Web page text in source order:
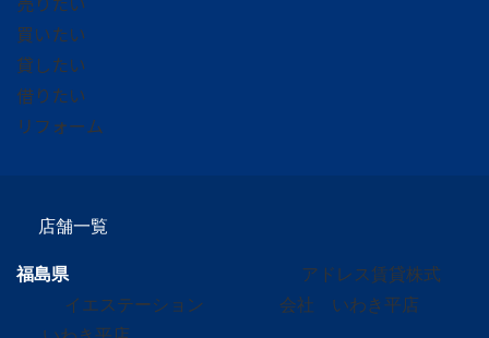
メールお問合せフォームを使ってお客様からお問い合
わせを頂く際に取得するお客さまの情報についてご本
人確認、お問い合わせ対応、各種案内送付、及びその
他サービス提供を行う目的のみに利用します。
当社は、法令で許容される場合の他は、ご本人の事前
ことはございません。
買いたい
貸したい
借りたい
リフォーム
店舗一覧
福島県
イエステーション
アドレス賃貸株式
会社 いわき平店